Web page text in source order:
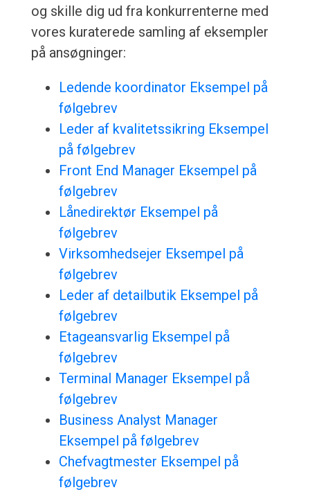
og skille dig ud fra konkurrenterne med
vores kuraterede samling af eksempler
på ansøgninger:
Ledende koordinator Eksempel på
følgebrev
Leder af kvalitetssikring Eksempel
på følgebrev
Front End Manager Eksempel på
følgebrev
Lånedirektør Eksempel på
følgebrev
Virksomhedsejer Eksempel på
følgebrev
Leder af detailbutik Eksempel på
følgebrev
Etageansvarlig Eksempel på
følgebrev
Terminal Manager Eksempel på
følgebrev
Business Analyst Manager
Eksempel på følgebrev
Chefvagtmester Eksempel på
følgebrev